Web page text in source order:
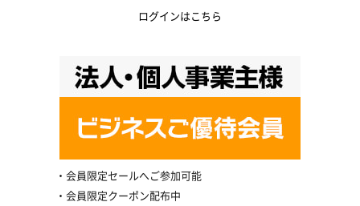
ログインはこちら
会員限定セールへご参加可能
会員限定クーポン配布中